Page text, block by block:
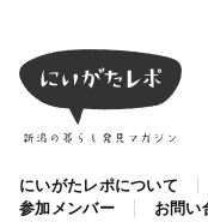
にいがたレポについて
参加メンバー
お問い